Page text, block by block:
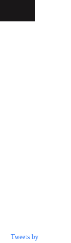
Tweets by